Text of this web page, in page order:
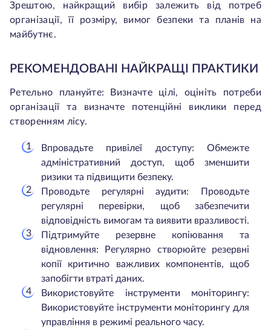
Зрештою, найкращий вибір залежить від потреб
організації, її розміру, вимог безпеки та планів на
майбутнє.
РЕКОМЕНДОВАНІ НАЙКРАЩІ ПРАКТИКИ
Ретельно плануйте: Визначте цілі, оцініть потреби
організації та визначте потенційні виклики перед
створенням лісу.
Впровадьте привілеї доступу: Обмежте
адміністративний доступ, щоб зменшити
ризики та підвищити безпеку.
Проводьте регулярні аудити: Проводьте
регулярні перевірки, щоб забезпечити
відповідність вимогам та виявити вразливості.
Підтримуйте резервне копіювання та
відновлення: Регулярно створюйте резервні
копії критично важливих компонентів, щоб
запобігти втраті даних.
Використовуйте інструменти моніторингу:
Використовуйте інструменти моніторингу для
управління в режимі реального часу.